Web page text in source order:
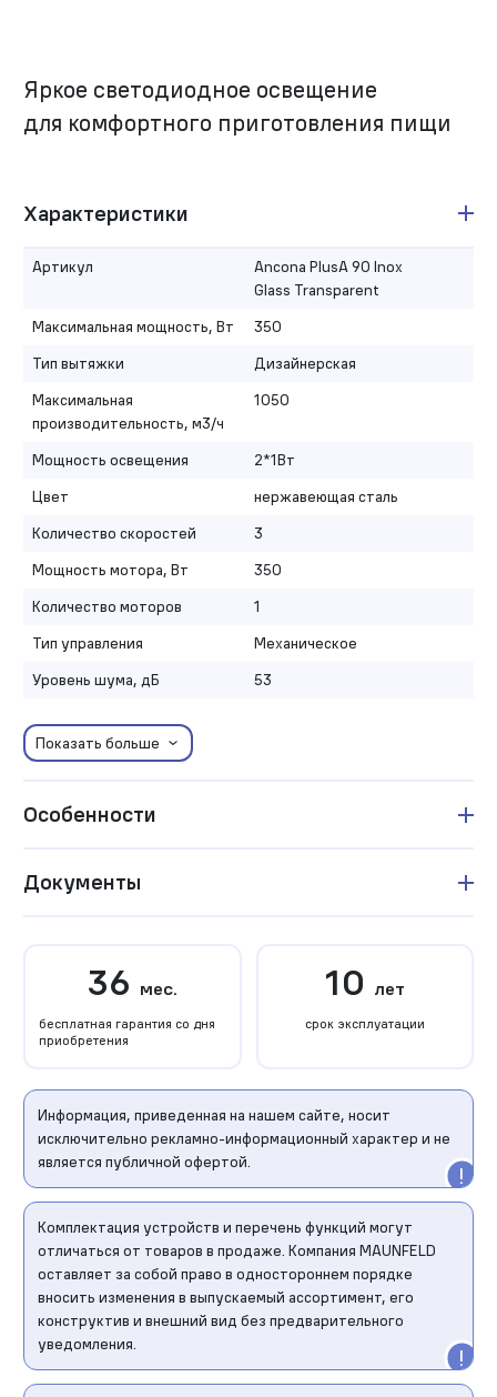
Яркое светодиодное освещение
для комфортного приготовления пищи
Характеристики
Артикул
Ancona PlusA 90 Inox
Glass Transparent
Максимальная мощность, Вт
350
Тип вытяжки
Дизайнерская
Максимальная
производительность, м3/ч
1050
Мощность освещения
2*1Вт
Цвет
нержавеющая сталь
Количество скоростей
3
Мощность мотора, Вт
350
Количество моторов
1
Тип управления
Механическое
Уровень шума, дБ
53
Показать больше
Особенности
Документы
36 мес.
бесплатная гарантия со дня
приобретения
10 лет
срок эксплуатации
Информация, приведенная на нашем сайте, носит
исключительно рекламно-информационный характер и не
является публичной офертой.
Комплектация устройств и перечень функций могут
отличаться от товаров в продаже. Компания MAUNFELD
оставляет за собой право в одностороннем порядке
вносить изменения в выпускаемый ассортимент, его
конструктив и внешний вид без предварительного
уведомления.